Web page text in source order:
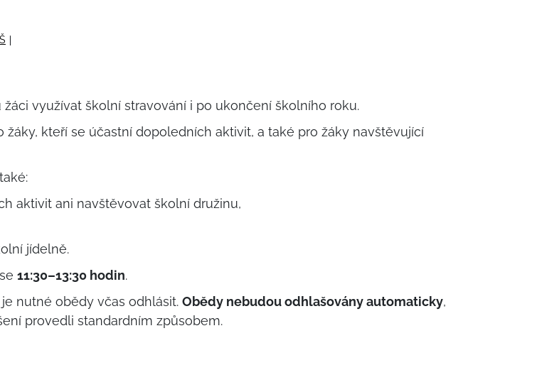
využívat školní stravování i po ukončení školního roku.
kteří se účastní dopoledních aktivit, a také pro žáky navštěvující
aktivit ani navštěvovat školní družinu,
jídelně.
11:30–13:30 hodin.
nutné obědy včas odhlásit. Obědy nebudou odhlašovány automaticky,
provedli standardním způsobem.